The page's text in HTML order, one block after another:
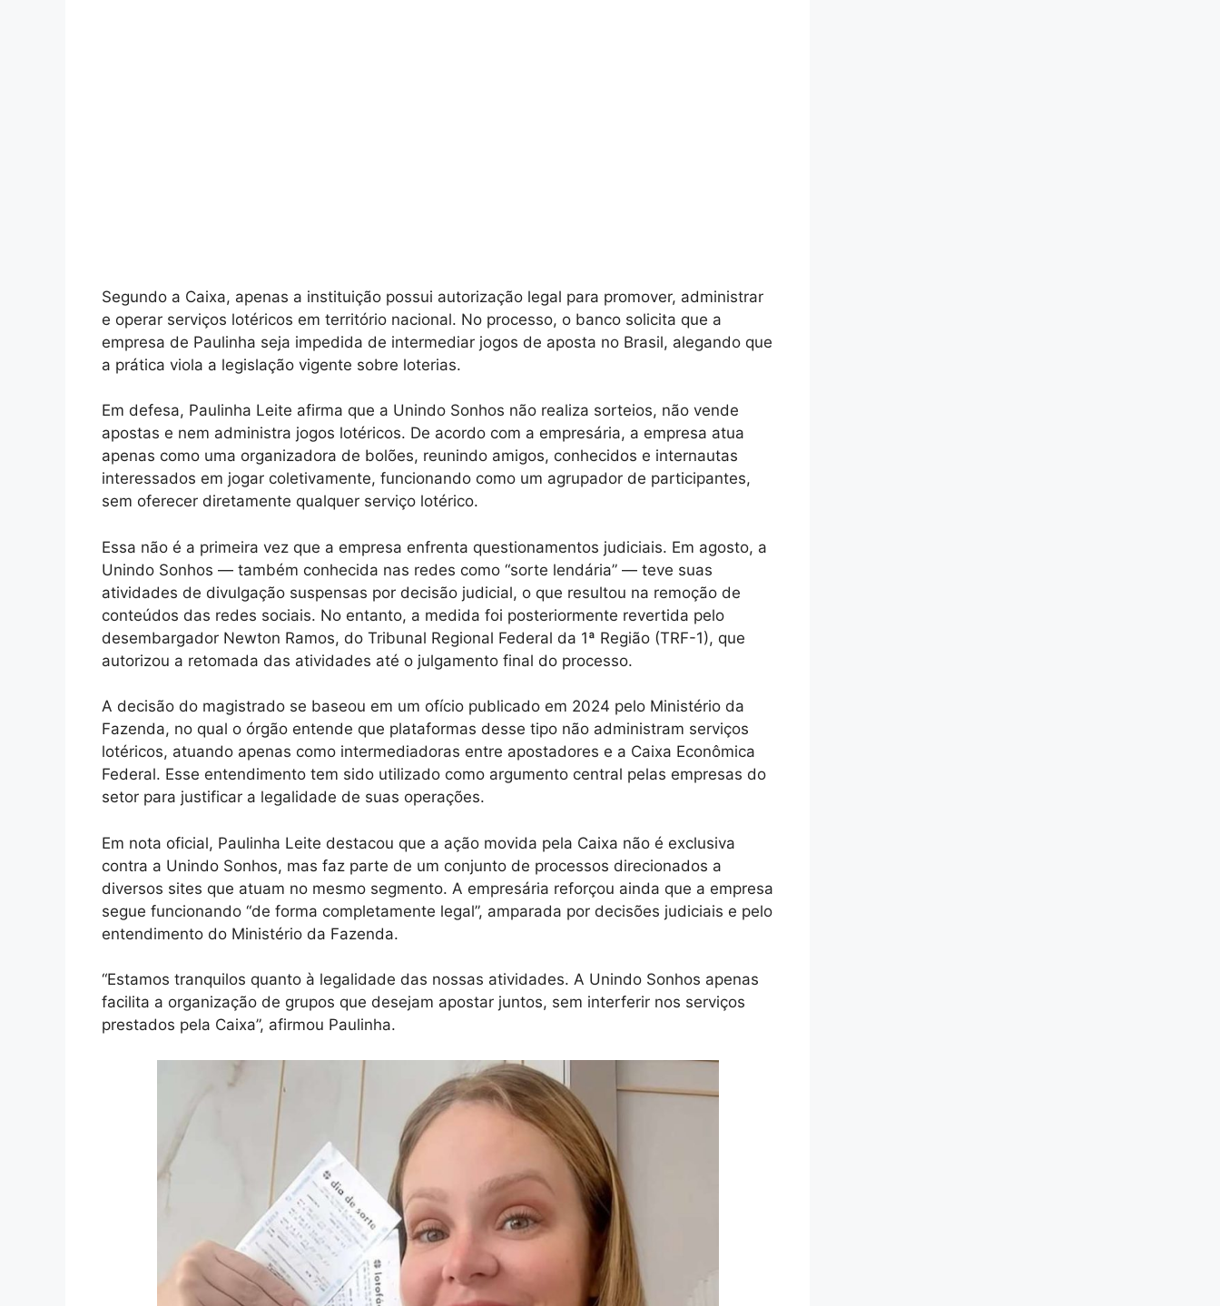
Segundo a Caixa, apenas a instituição possui autorização legal para promover, administrar
e operar serviços lotéricos em território nacional. No processo, o banco solicita que a
empresa de Paulinha seja impedida de intermediar jogos de aposta no Brasil, alegando que
a prática viola a legislação vigente sobre loterias.
Em defesa, Paulinha Leite afirma que a Unindo Sonhos não realiza sorteios, não vende
apostas e nem administra jogos lotéricos. De acordo com a empresária, a empresa atua
apenas como uma organizadora de bolões, reunindo amigos, conhecidos e internautas
interessados em jogar coletivamente, funcionando como um agrupador de participantes,
sem oferecer diretamente qualquer serviço lotérico.
Essa não é a primeira vez que a empresa enfrenta questionamentos judiciais. Em agosto, a
Unindo Sonhos — também conhecida nas redes como “sorte lendária” — teve suas
atividades de divulgação suspensas por decisão judicial, o que resultou na remoção de
conteúdos das redes sociais. No entanto, a medida foi posteriormente revertida pelo
desembargador Newton Ramos, do Tribunal Regional Federal da 1ª Região (TRF-1), que
autorizou a retomada das atividades até o julgamento final do processo.
A decisão do magistrado se baseou em um ofício publicado em 2024 pelo Ministério da
Fazenda, no qual o órgão entende que plataformas desse tipo não administram serviços
lotéricos, atuando apenas como intermediadoras entre apostadores e a Caixa Econômica
Federal. Esse entendimento tem sido utilizado como argumento central pelas empresas do
setor para justificar a legalidade de suas operações.
Em nota oficial, Paulinha Leite destacou que a ação movida pela Caixa não é exclusiva
contra a Unindo Sonhos, mas faz parte de um conjunto de processos direcionados a
diversos sites que atuam no mesmo segmento. A empresária reforçou ainda que a empresa
segue funcionando “de forma completamente legal”, amparada por decisões judiciais e pelo
entendimento do Ministério da Fazenda.
“Estamos tranquilos quanto à legalidade das nossas atividades. A Unindo Sonhos apenas
facilita a organização de grupos que desejam apostar juntos, sem interferir nos serviços
prestados pela Caixa”, afirmou Paulinha.